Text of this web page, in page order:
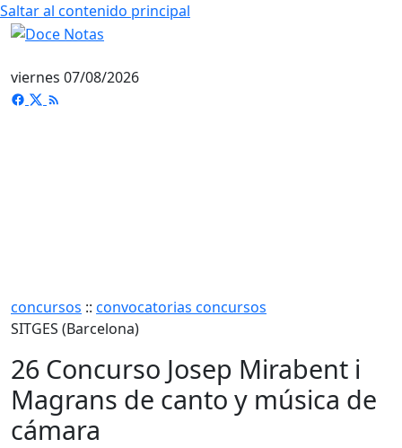
Saltar al contenido principal
viernes 07/08/2026
concursos :: convocatorias concursos
SITGES (Barcelona)
26 Concurso Josep Mirabent i
Magrans de canto y música de
cámara